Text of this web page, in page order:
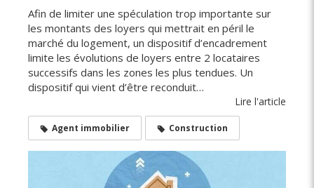
Afin de limiter une spéculation trop importante sur
les montants des loyers qui mettrait en péril le
marché du logement, un dispositif d’encadrement
limite les évolutions de loyers entre 2 locataires
successifs dans les zones les plus tendues. Un
dispositif qui vient d’être reconduit…
Lire l'article
Agent immobilier Construction